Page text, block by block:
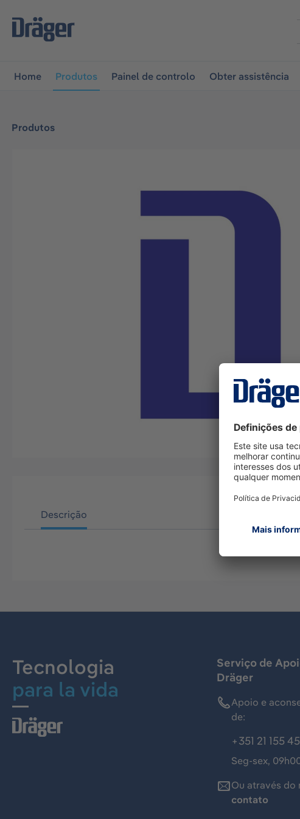
a navegação principal
Home Produtos Painel de controlo Obter assistência
Produtos
Descrição
Tecnologia
para la vida
Serviço de
Dräger
Apoio e
de:
+351 21 155
Seg-sex,
Ou através do
contato